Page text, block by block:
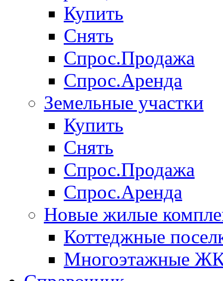
Купить
Снять
Спрос.Продажа
Спрос.Аренда
Земельные участки
Купить
Снять
Спрос.Продажа
Спрос.Аренда
Новые жилые
Коттеджные
Многоэтажные